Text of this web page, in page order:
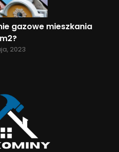
gazowe mieszkania
2023